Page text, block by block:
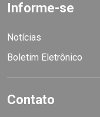
Informe-se
Notícias
Boletim Eletrônico
Contato